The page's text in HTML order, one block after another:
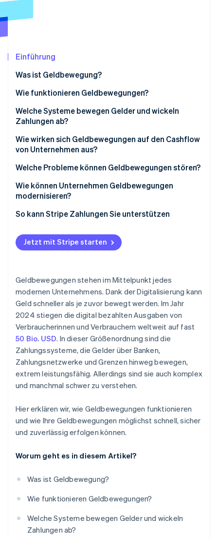
Betrugsprävention
Atlas
Online-Identitätsprüfung
Erfahren Sie, wie Stripe Lösungen für
Jetzt ansehen
Einführung
Was ist Geldbewegung?
Wie funktionieren Geldbewegungen?
Routing
Zahlungsabwicklung
Internationale Zahlungen
Welche Systeme bewegen Gelder und wickeln
Zahlungen ab?
Banküberweisungen
Sofortzahlungen
Digital Wallets
Wie wirken sich Geldbewegungen auf den Cashflow
von Unternehmen aus?
Schnellere Zuflüsse erhöhen das Betriebskapital
Vorhersehbare Abflüsse verbessern die Kontrolle
Welche Probleme können Geldbewegungen stören?
Wie können Unternehmen Geldbewegungen
modernisieren?
So kann Stripe Zahlungen Sie unterstützen
Jetzt mit Stripe starten
Geldbewegungen stehen im Mittelpunkt jedes
modernen Unternehmens. Dank der Digitalisierung kann
Geld schneller als je zuvor bewegt werden. Im Jahr
2024 stiegen die digital bezahlten Ausgaben von
Verbraucherinnen und Verbrauchern weltweit auf fast
50 Bio. USD. In dieser Größenordnung sind die
Zahlungssysteme, die Gelder über Banken,
Zahlungsnetzwerke und Grenzen hinweg bewegen,
extrem leistungsfähig. Allerdings sind sie auch komplex
und manchmal schwer zu verstehen.
Hier erklären wir, wie Geldbewegungen funktionieren
und wie Ihre Geldbewegungen möglichst schnell, sicher
und zuverlässig erfolgen können.
Worum geht es in diesem Artikel?
Was ist Geldbewegung?
Wie funktionieren Geldbewegungen?
Welche Systeme bewegen Gelder und wickeln
Zahlungen ab?